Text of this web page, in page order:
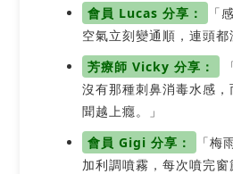
會員 Lucas 分享：
「
空氣立刻變通順，連頭都
芳療師 Vicky 分享：
沒有那種刺鼻消毒水感
聞越上癮。」
會員 Gigi 分享：
「梅
加利調噴霧，每次噴完